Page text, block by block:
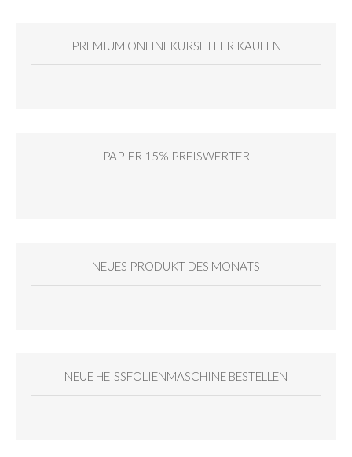
PREMIUM ONLINEKURSE HIER KAUFEN
PAPIER 15% PREISWERTER
NEUES PRODUKT DES MONATS
NEUE HEISSFOLIENMASCHINE BESTELLEN